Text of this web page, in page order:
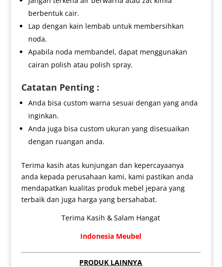
berbentuk cair.
Lap dengan kain lembab untuk membersihkan
noda.
Apabila noda membandel, dapat menggunakan
cairan polish atau polish spray.
Catatan Penting :
Anda bisa custom warna sesuai dengan yang anda
inginkan.
Anda juga bisa custom ukuran yang disesuaikan
dengan ruangan anda.
Terima kasih atas kunjungan dan kepercayaanya
anda kepada perusahaan kami, kami pastikan anda
mendapatkan kualitas produk mebel jepara yang
terbaik dan juga harga yang bersahabat.
Terima Kasih & Salam Hangat
Indonesia Meubel
PRODUK LAINNYA